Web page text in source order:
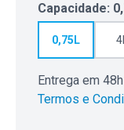
Capacidade:
0,75L 4L
Entrega em
Termos e